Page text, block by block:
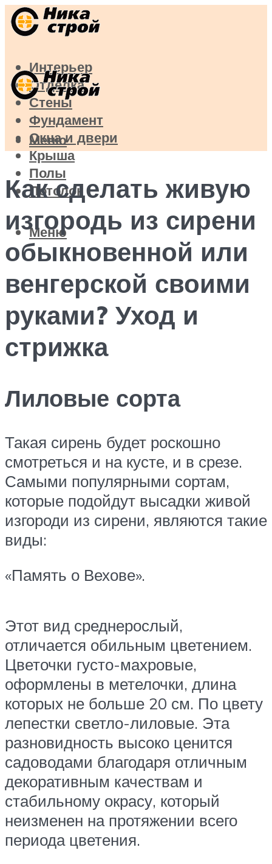
Интерьер
Отделка
Стены
Фундамент
Окна и двери
Крыша
Полы
Потолок
Меню
Меню
Как сделать живую
изгородь из сирени
обыкновенной или
венгерской своими
руками? Уход и
стрижка
Лиловые сорта
Такая сирень будет роскошно
смотреться и на кусте, и в срезе.
Самыми популярными сортам,
которые подойдут высадки живой
изгороди из сирени, являются такие
виды:
«Память о Вехове».
Этот вид среднерослый,
отличается обильным цветением.
Цветочки густо-махровые,
оформлены в метелочки, длина
которых не больше 20 см. По цвету
лепестки светло-лиловые. Эта
разновидность высоко ценится
садоводами благодаря отличным
декоративным качествам и
стабильному окрасу, который
неизменен на протяжении всего
периода цветения.